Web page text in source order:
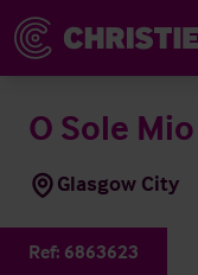
O Sole Mio
Glasgow City
Ref: 6863623